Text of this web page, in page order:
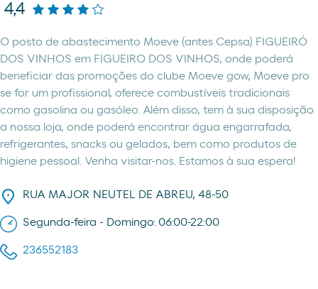
4,4
O posto de abastecimento Moeve (antes Cepsa) FIGUEIRÓ
DOS VINHOS em FIGUEIRO DOS VINHOS, onde poderá
beneficiar das promoções do clube Moeve gow, Moeve pro
se for um profissional, oferece combustíveis tradicionais
como gasolina ou gasóleo. Além disso, tem à sua disposição
a nossa loja, onde poderá encontrar água engarrafada,
refrigerantes, snacks ou gelados, bem como produtos de
higiene pessoal. Venha visitar-nos. Estamos à sua espera!
RUA MAJOR NEUTEL DE ABREU, 48-50
Segunda-feira - Domingo: 06:00-22:00
236552183